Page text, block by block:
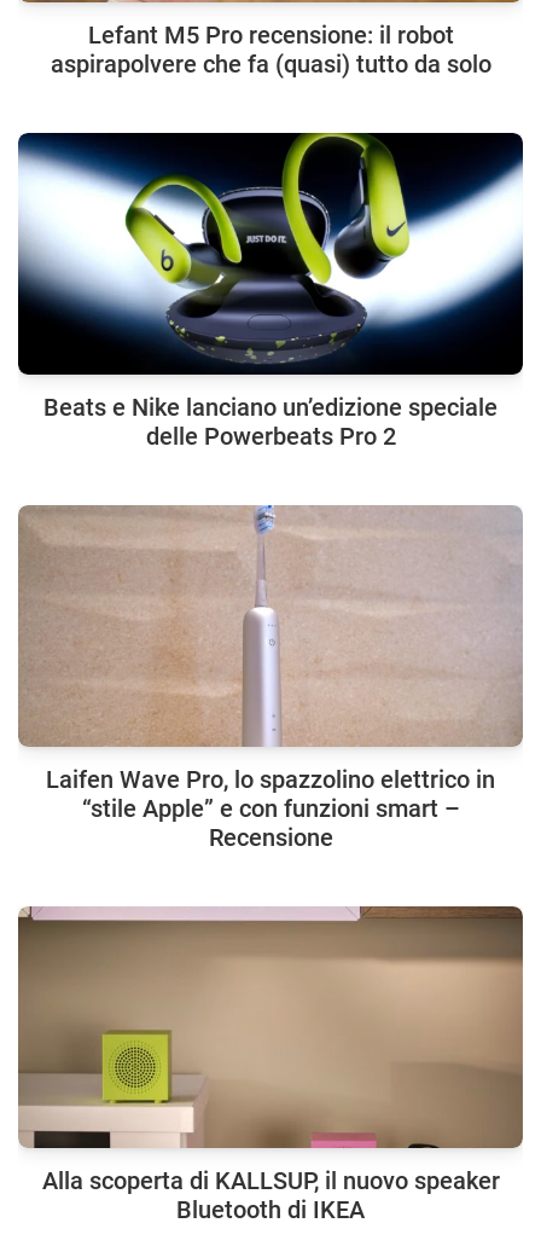
Lefant M5 Pro recensione: il robot
aspirapolvere che fa (quasi) tutto da solo
Beats e Nike lanciano un’edizione speciale
delle Powerbeats Pro 2
Laifen Wave Pro, lo spazzolino elettrico in
“stile Apple” e con funzioni smart –
Recensione
Alla scoperta di KALLSUP, il nuovo speaker
Bluetooth di IKEA